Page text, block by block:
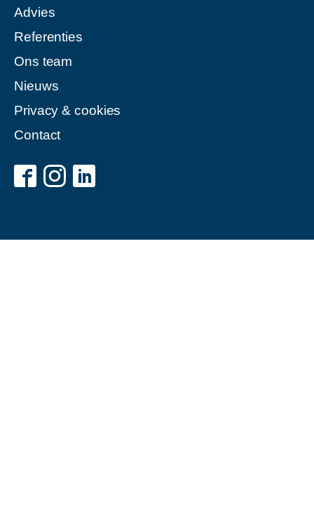
Advies
Referenties
Ons team
Nieuws
Privacy & cookies
Contact